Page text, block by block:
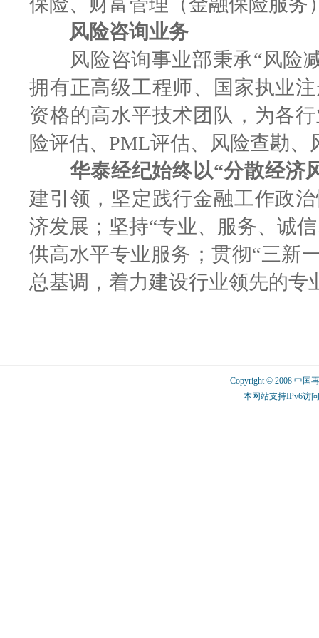
风险咨询业务
风险咨询事业部秉承“风险减
拥有正高级工程师、国家执业
资格的高水平技术团队，为各
险评估、PML评估、风险查勘
华泰经纪始终以“分散经济
建引领，坚定践行金融工作政
济发展；坚持“专业、服务、诚
供高水平专业服务；贯彻“三新
总基调，着力建设行业领先的专
Copyright © 2008 中国
本网站支持IPv6访